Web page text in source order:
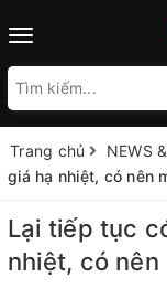
Toggle
Trang chủ NEWS
giá hạ nhiệt, có nên
Lại tiếp tục
nhiệt, có nên